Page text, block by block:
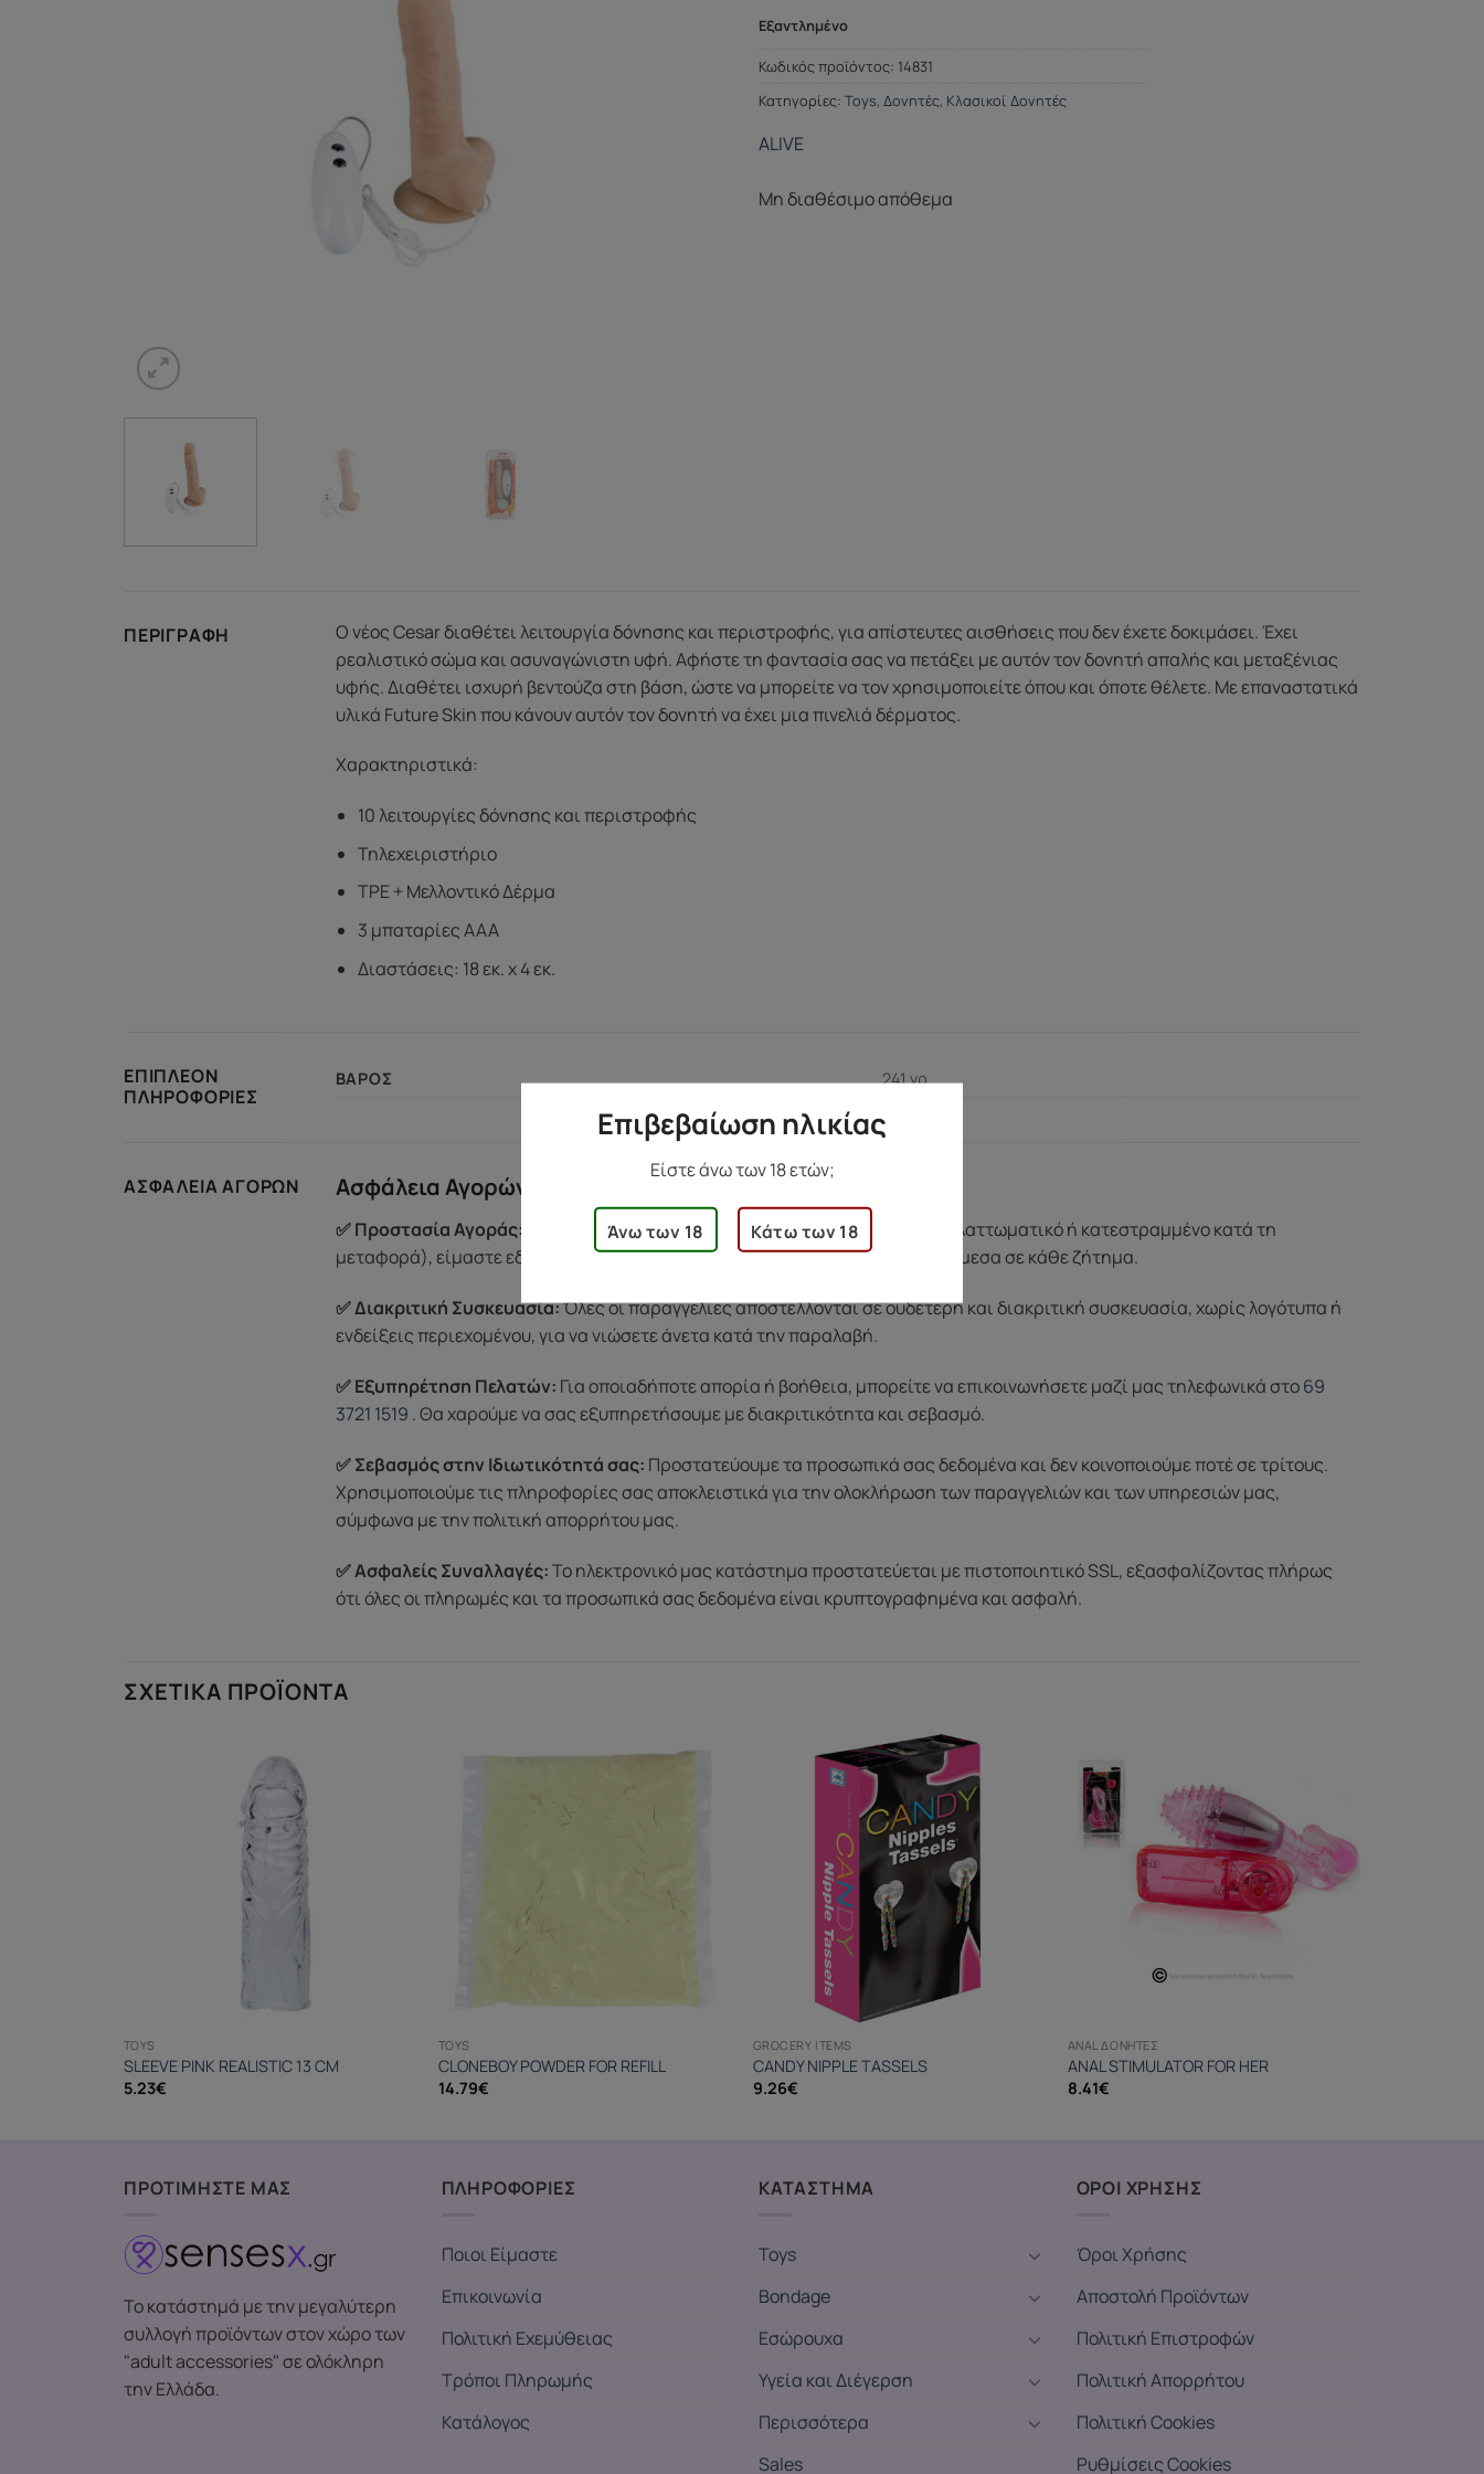
Εξαντλημένο
Κωδικός προϊόντος: 14831
Κατηγορίες: Toys, Δονητές, Κλασικοί Δονητές
ALIVE
Μη διαθέσιμο απόθεμα
ΠΕΡΙΓΡΑΦΉ
Ο νέος Cesar διαθέτει λειτουργία δόνησης και περιστροφής, για απίστευτες αισθήσεις που δεν έχετε δοκιμάσει. Έχει
ρεαλιστικό σώμα και ασυναγώνιστη υφή. Αφήστε τη φαντασία σας να πετάξει με αυτόν τον δονητή απαλής και μεταξένιας
υφής. Διαθέτει ισχυρή βεντούζα στη βάση, ώστε να μπορείτε να τον χρησιμοποιείτε όπου και όποτε θέλετε. Με επαναστατικά
υλικά Future Skin που κάνουν αυτόν τον δονητή να έχει μια πινελιά δέρματος.
Χαρακτηριστικά:
10 λειτουργίες δόνησης και περιστροφής
Τηλεχειριστήριο
TPE + Μελλοντικό Δέρμα
3 μπαταρίες AAA
Διαστάσεις: 18 εκ. x 4 εκ.
ΕΠΙΠΛΈΟΝ
ΠΛΗΡΟΦΟΡΊΕΣ
ΒΆΡΟΣ 241 γρ.
ΑΣΦΆΛΕΙΑ ΑΓΟΡΏΝ Ασφάλεια Αγορών
✅ Προστασία Αγοράς: Αν υπάρξει κάποιο πρόβλημα με το προϊόν σας (π.χ. ελαττωματικό ή κατεστραμμένο κατά τη
μεταφορά), είμαστε εδώ για εσάς. Η ομάδα μας θα φροντίσει να βρει λύση άμεσα σε κάθε ζήτημα.
✅ Διακριτική Συσκευασία:Όλες οι παραγγελίες αποστέλλονται σε ουδέτερη και διακριτική συσκευασία, χωρίς λογότυπα ή
ενδείξεις περιεχομένου, για να νιώσετε άνετα κατά την παραλαβή.
✅ Εξυπηρέτηση Πελατών: Για οποιαδήποτε απορία ή βοήθεια, μπορείτε να επικοινωνήσετε μαζί μας τηλεφωνικά στο69
3721 1519 . Θα χαρούμε να σας εξυπηρετήσουμε με διακριτικότητα και σεβασμό.
✅ Σεβασμός στην Ιδιωτικότητά σας: Προστατεύουμε τα προσωπικά σας δεδομένα και δεν κοινοποιούμε ποτέ σε τρίτους.
Χρησιμοποιούμε τις πληροφορίες σας αποκλειστικά για την ολοκλήρωση των παραγγελιών και των υπηρεσιών μας,
σύμφωνα με την πολιτική απορρήτου μας.
✅ Ασφαλείς Συναλλαγές:Το ηλεκτρονικό μας κατάστημα προστατεύεται με πιστοποιητικό SSL, εξασφαλίζοντας πλήρως
ότι όλες οι πληρωμές και τα προσωπικά σας δεδομένα είναι κρυπτογραφημένα και ασφαλή.
ΣΧΕΤΙΚΆ ΠΡΟΪΌΝΤΑ
TOYS
SLEEVE PINK REALISTIC 13 CM
5.23€
TOYS
CLONEBOY POWDER FOR REFILL
14.79€
GROCERY ITEMS
CANDY NIPPLE TASSELS
9.26€
ANAL ΔΟΝΗΤΈΣ
ANAL STIMULATOR FOR HER
8.41€
ΠΡΟΤΙΜΗΣΤΕ ΜΑΣ
Το κατάστημά με την μεγαλύτερη
συλλογή προϊόντων στον χώρο των
"adult accessories" σε ολόκληρη
την Ελλάδα.
ΠΛΗΡΟΦΟΡΙΕΣ
Ποιοι Είμαστε
Επικοινωνία
Πολιτική Εχεμύθειας
Τρόποι Πληρωμής
Κατάλογος
ΚΑΤΑΣΤΗΜΑ
Toys
Bondage
Εσώρουχα
Υγεία και Διέγερση
Περισσότερα
Sales
ΟΡΟΙ ΧΡΗΣΗΣ
Όροι Χρήσης
Αποστολή Προϊόντων
Πολιτική Επιστροφών
Πολιτική Απορρήτου
Πολιτική Cookies
Ρυθμίσεις Cookies
Επιβεβαίωση ηλικίας
Είστε άνω των 18 ετών;
Άνω των 18 Κάτω των 18